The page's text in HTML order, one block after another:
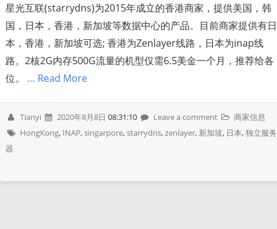
星光互联(starrydns)为2015年成立的香港商家，提供美国，韩
国，日本，香港，新加坡等数据中心的产品。目前商家提供有日
本，香港，新加坡可选; 香港为Zenlayer线路，日本为inap线
路。2核2G内存500G流量的机型仅需6.5美金一个月，推荐给各
位。 … Read More
Tianyi 2020年8月8日 08:31:10 Leave a comment
商家信息
HongKong, INAP,singarpore,starrydns,zenlayer, 新加坡, 日本,独立服务
器